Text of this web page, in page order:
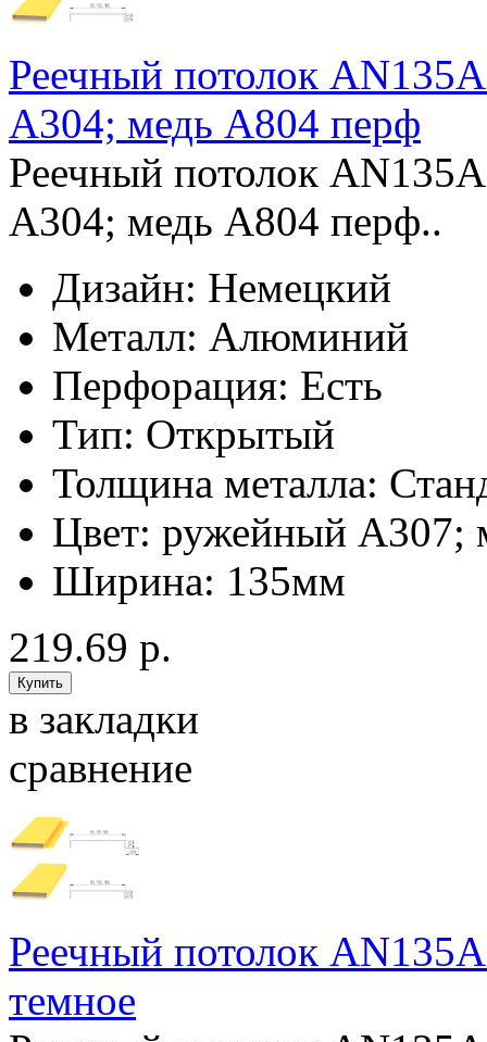
Реечный потолок
А304; медь А804 перф
Реечный потолок
А304; медь А804 перф..
Дизайн: Немецкий
Металл: Алюминий
Перфорация: Есть
Тип: Открытый
Толщина металла:
Цвет: ружейный А307;
Ширина: 135мм
219.69 р.
в закладки
сравнение
Реечный потолок
темное